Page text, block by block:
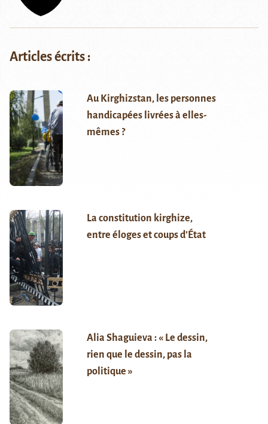
Articles écrits :
Au Kirghizstan, les personnes
handicapées livrées à elles-
mêmes ?
La constitution kirghize,
entre éloges et coups d’État
Alia Shaguieva : « Le dessin,
rien que le dessin, pas la
politique »